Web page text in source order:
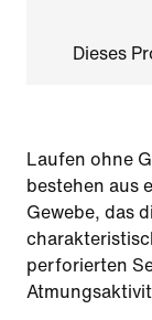
Dieses
Laufen ohne
bestehen aus
Gewebe, das
perforierten